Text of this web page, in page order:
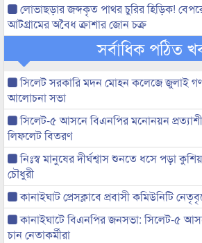
লোভাছড়ার জব্দকৃত পাথর চুরির হিড়িক!
আটগ্রামের অবৈধ ক্রাশার জোন চক্র
সর্বাধিক পঠিত
সিলেট সরকারি মদন মোহন কলেজে জুলাই
আলোচনা সভা
সিলেট-৫ আসনে বিএনপির মনোনয়ন
লিফলেট বিতরণ
নিঃস্ব মানুষের দীর্ঘশ্বাস শুনতে ধসে পড়া
চৌধুরী
কানাইঘাট প্রেসক্লাবে প্রবাসী কমিউনিটি
কানাইঘাটে বিএনপির জনসভা: সিলেট-৫
চান নেতাকর্মীরা